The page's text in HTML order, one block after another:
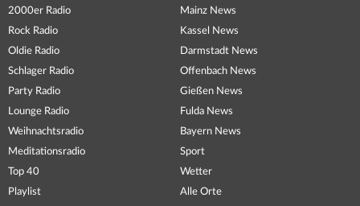
2000er Radio
Rock Radio
Oldie Radio
Schlager Radio
Party Radio
Lounge Radio
Weihnachtsradio
Meditationsradio
Top 40
Playlist
Mainz News
Kassel News
Darmstadt News
Offenbach News
Gießen News
Fulda News
Bayern News
Sport
Wetter
Alle Orte